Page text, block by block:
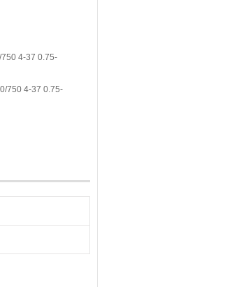
4-37 0.75-
750 4-37 0.75-